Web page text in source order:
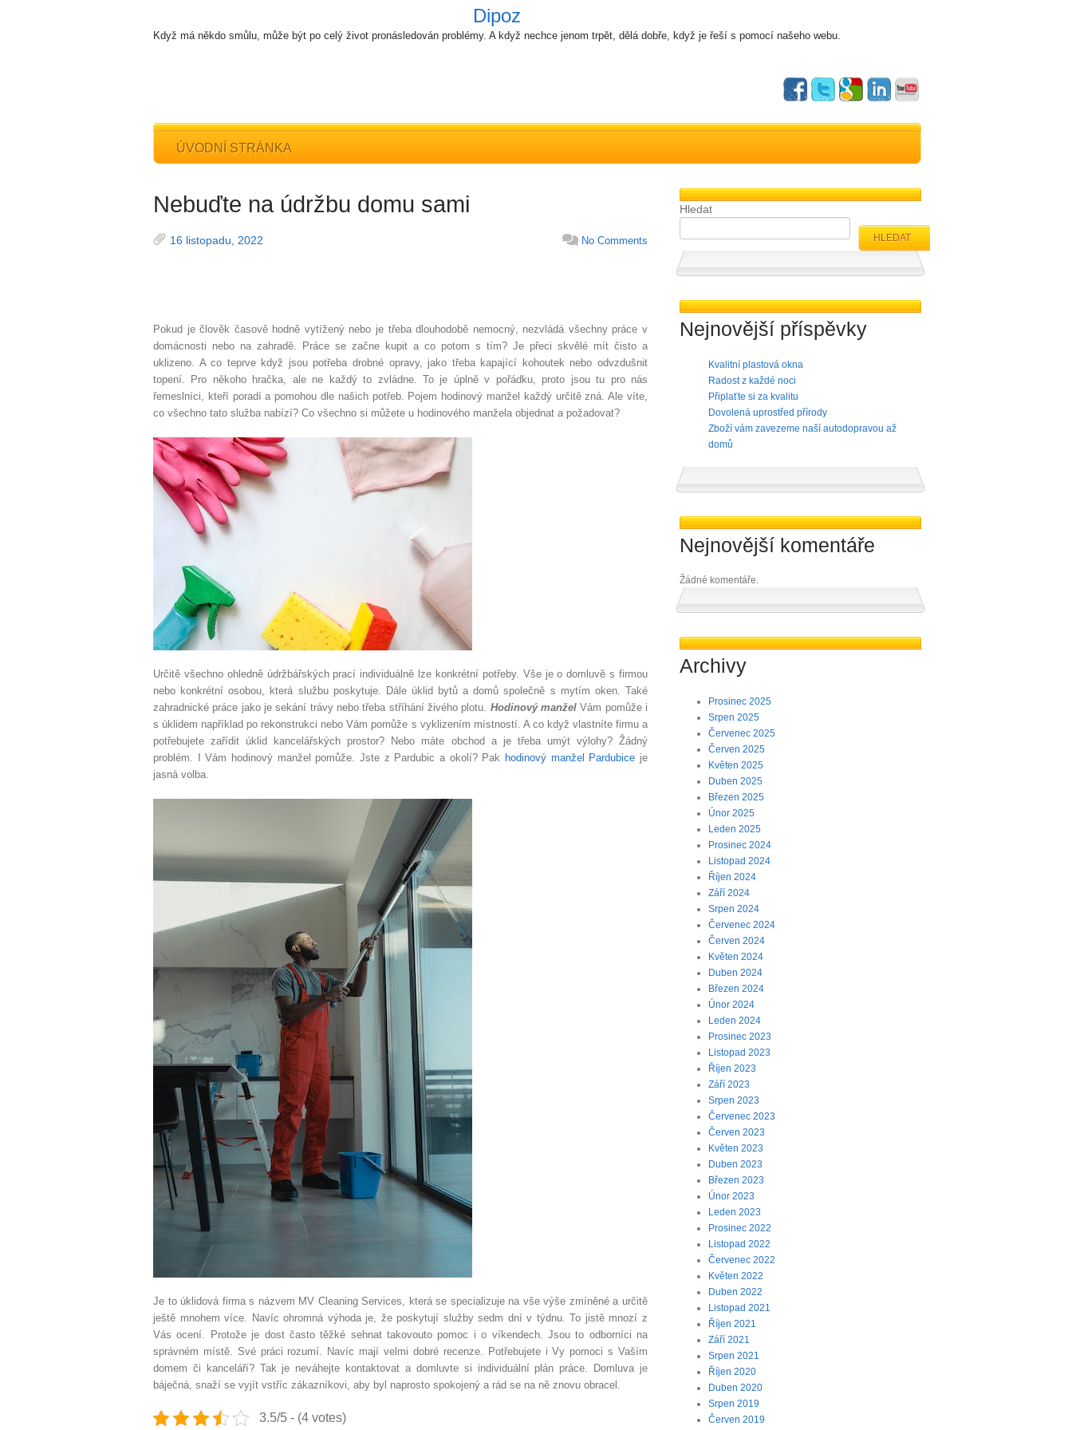
Dipoz
Když má někdo smůlu, může být po celý život pronásledován problémy. A když nechce jenom trpět, dělá dobře, když je řeší s pomocí našeho webu.
ÚVODNÍ STRÁNKA
Nebuďte na údržbu domu sami
16 listopadu, 2022 No Comments
Pokud je člověk časově hodně vytížený nebo je třeba dlouhodobě nemocný, nezvládá všechny práce v
domácnosti nebo na zahradě.
Práce se začne kupit a co potom s tím? Je přeci skvělé mít čisto a
uklizeno. A co teprve když jsou potřeba drobné opravy, jako třeba kapající kohoutek nebo odvzdušnit
topení. Pro někoho hračka, ale ne každý to zvládne. To je úplně v pořádku, proto jsou tu pro nás
řemeslníci, kteří poradí a pomohou dle našich potřeb. Pojem hodinový manžel každý určitě zná. Ale víte,
co všechno tato služba nabízí? Co všechno si můžete u hodinového manžela objednat a požadovat?
Určitě všechno ohledně údržbářských prací individuálně lze konkrétní potřeby. Vše je o domluvě s firmou
nebo konkrétní osobou, která službu poskytuje. Dále úklid bytů a domů společně s mytím oken. Také
zahradnické práce jako je sekání trávy nebo třeba stříhání živého plotu. Hodinový manžel Vám pomůže i
s úklidem například po rekonstrukci nebo Vám pomůže s vyklizením místností. A co když vlastníte firmu a
potřebujete zařídit úklid kancelářských prostor? Nebo máte obchod a je třeba umýt výlohy? Žádný
problém. I Vám hodinový manžel pomůže. Jste z Pardubic a okolí? Pak hodinový manžel Pardubice je
jasná volba.
Je to úklidová firma s názvem MV Cleaning Services, která se specializuje na vše výše zmíněné a určitě
ještě mnohem více. Navíc ohromná výhoda je, že poskytují služby sedm dní v týdnu. To jistě mnozí z
Vás ocení. Protože je dost často těžké sehnat takovouto pomoc i o víkendech. Jsou to odborníci na
správném místě. Své práci rozumí. Navíc mají velmi dobré recenze. Potřebujete i Vy pomoci s Vaším
domem či kanceláří? Tak je neváhejte kontaktovat a domluvte si individuální plán práce. Domluva je
báječná, snaží se vyjít vstříc zákazníkovi, aby byl naprosto spokojený a rád se na ně znovu obracel.
3.5/5 - (4 votes)
Hledat
HLEDAT
Nejnovější příspěvky
Kvalitní plastová okna
Radost z každé noci
Připlaťte si za kvalitu
Dovolená uprostřed přírody
Zboží vám zavezeme naší autodopravou až
domů
Nejnovější komentáře
Žádné komentáře.
Archivy
Prosinec 2025
Srpen 2025
Červenec 2025
Červen 2025
Květen 2025
Duben 2025
Březen 2025
Únor 2025
Leden 2025
Prosinec 2024
Listopad 2024
Říjen 2024
Září 2024
Srpen 2024
Červenec 2024
Červen 2024
Květen 2024
Duben 2024
Březen 2024
Únor 2024
Leden 2024
Prosinec 2023
Listopad 2023
Říjen 2023
Září 2023
Srpen 2023
Červenec 2023
Červen 2023
Květen 2023
Duben 2023
Březen 2023
Únor 2023
Leden 2023
Prosinec 2022
Listopad 2022
Červenec 2022
Květen 2022
Duben 2022
Listopad 2021
Říjen 2021
Září 2021
Srpen 2021
Říjen 2020
Duben 2020
Srpen 2019
Červen 2019